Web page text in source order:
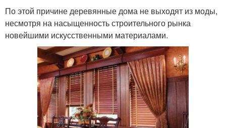
По этой причине деревянные дома не выходят из моды,
несмотря на насыщенность строительного рынка
новейшими искусственными материалами.